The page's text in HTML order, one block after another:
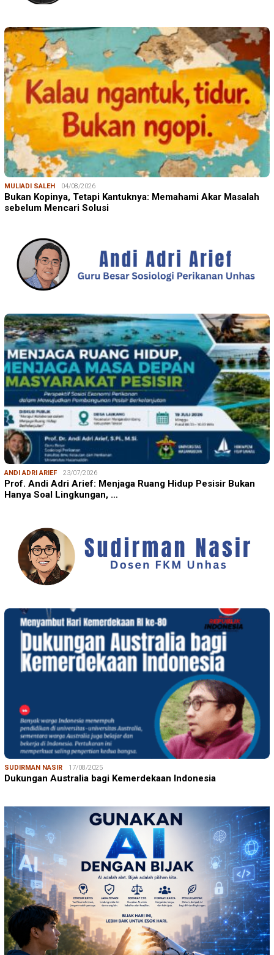
MULIADI SALEH 04/08/2026
Bukan Kopinya, Tetapi Kantuknya: Memahami Akar Masalah
sebelum Mencari Solusi
ANDI ADRI ARIEF 23/07/2026
Prof. Andi Adri Arief: Menjaga Ruang Hidup Pesisir Bukan
Hanya Soal Lingkungan, …
SUDIRMAN NASIR 17/08/2025
Dukungan Australia bagi Kemerdekaan Indonesia